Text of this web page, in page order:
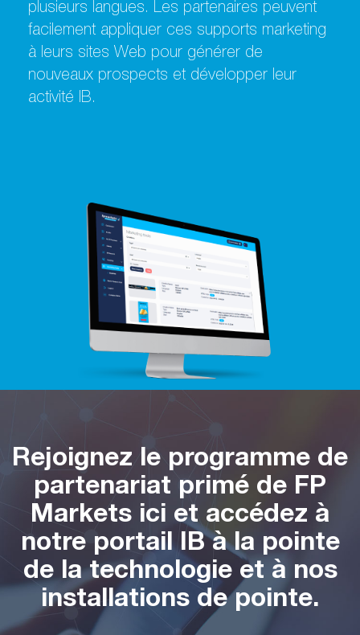
plusieurs langues. Les partenaires peuvent
facilement appliquer ces supports marketing
à leurs sites Web pour générer de
nouveaux prospects et développer leur
activité IB.
Rejoignez le programme de
partenariat primé de FP
Markets ici et accédez à
notre portail IB à la pointe
de la technologie et à nos
installations de pointe.